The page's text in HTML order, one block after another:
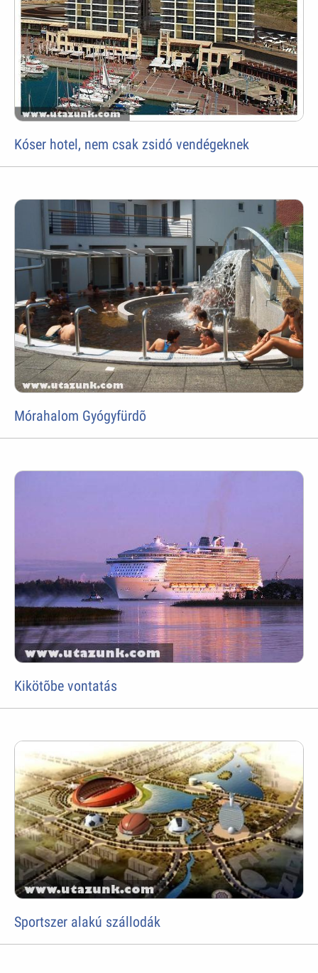
Kóser hotel, nem csak zsidó vendégeknek
Mórahalom Gyógyfürdõ
Kikötõbe vontatás
Sportszer alakú szállodák